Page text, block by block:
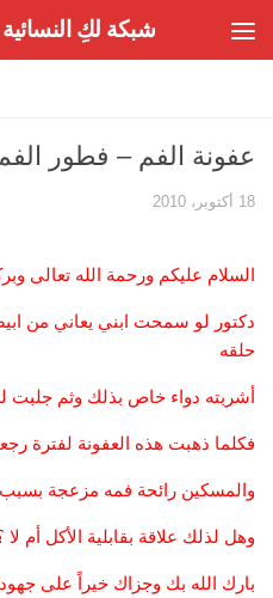
شبكة لكِ النسائية
عفونة الفم – فطور
18 أكتوبر، 2010
السلام عليكم ورحمة الله تعالى
دكتور لو سمحت ابني يعاني من
حلقه
أشربته دواء خاص بذلك وثم جلبت
فكلما ذهبت هذه العفونة لفترة
والمسكين رائحة فمه مزعجة
وهل لذلك علاقة بقابلية الأكل أم لا
بارك الله بك وجزاك خيراً على